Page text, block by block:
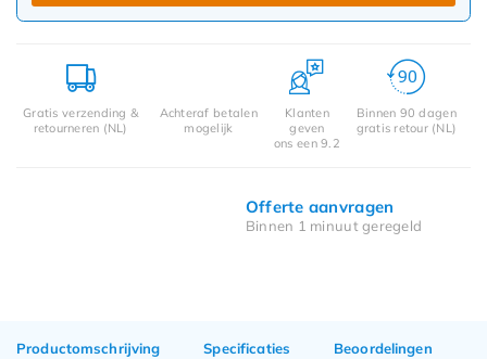
Gratis verzending &
retourneren (NL)
Achteraf betalen
mogelijk
Klanten
geven
ons een 9.2
Binnen 90 dagen
gratis retour (NL)
Offerte aanvragen
Binnen 1 minuut geregeld
Productomschrijving Specificaties Beoordelingen